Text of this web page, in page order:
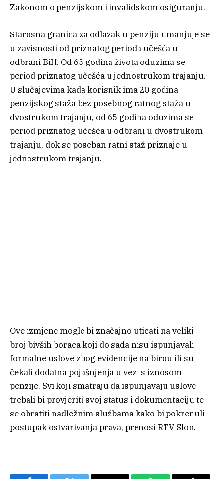
Zakonom o penzijskom i invalidskom osiguranju.
Starosna granica za odlazak u penziju umanjuje se
u zavisnosti od priznatog perioda učešća u
odbrani BiH. Od 65 godina života oduzima se
period priznatog učešća u jednostrukom trajanju.
U slučajevima kada korisnik ima 20 godina
penzijskog staža bez posebnog ratnog staža u
dvostrukom trajanju, od 65 godina oduzima se
period priznatog učešća u odbrani u dvostrukom
trajanju, dok se poseban ratni staž priznaje u
jednostrukom trajanju.
Ove izmjene mogle bi značajno uticati na veliki
broj bivših boraca koji do sada nisu ispunjavali
formalne uslove zbog evidencije na birou ili su
čekali dodatna pojašnjenja u vezi s iznosom
penzije. Svi koji smatraju da ispunjavaju uslove
trebali bi provjeriti svoj status i dokumentaciju te
se obratiti nadležnim službama kako bi pokrenuli
postupak ostvarivanja prava, prenosi RTV Slon.